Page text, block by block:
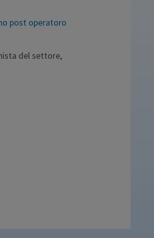
post operatoro
del settore,